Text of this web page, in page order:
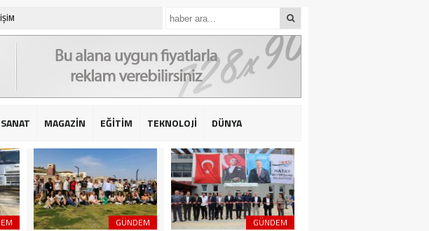
MAGAZİN EĞİTİM TEKNOLOJİ DÜNYA
GÜNDEM GÜNDEM